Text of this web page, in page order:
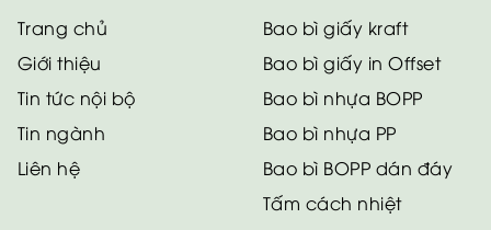
Trang chủ
Giới thiệu
Tin tức nội bộ
Tin ngành
Liên hệ
Bao bì giấy kraft
Bao bì giấy in Offset
Bao bì nhựa BOPP
Bao bì nhựa PP
Bao bì BOPP dán đáy
Tấm cách nhiệt